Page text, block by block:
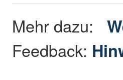
Mehr dazu:
Feedback: